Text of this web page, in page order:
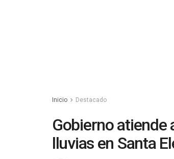
Inicio Destacado
Gobierno
lluvias en Santa